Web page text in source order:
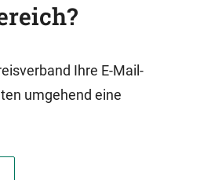
Ihre E-Mail-
umgehend eine